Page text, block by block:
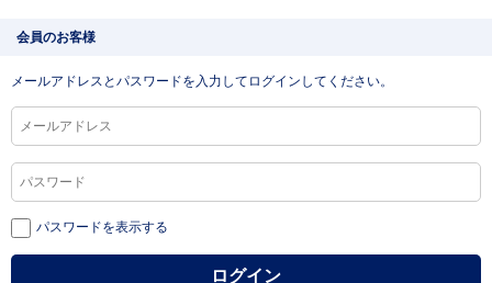
会員のお客様
メールアドレスとパスワードを入力してログインしてください。
パスワードを表示する